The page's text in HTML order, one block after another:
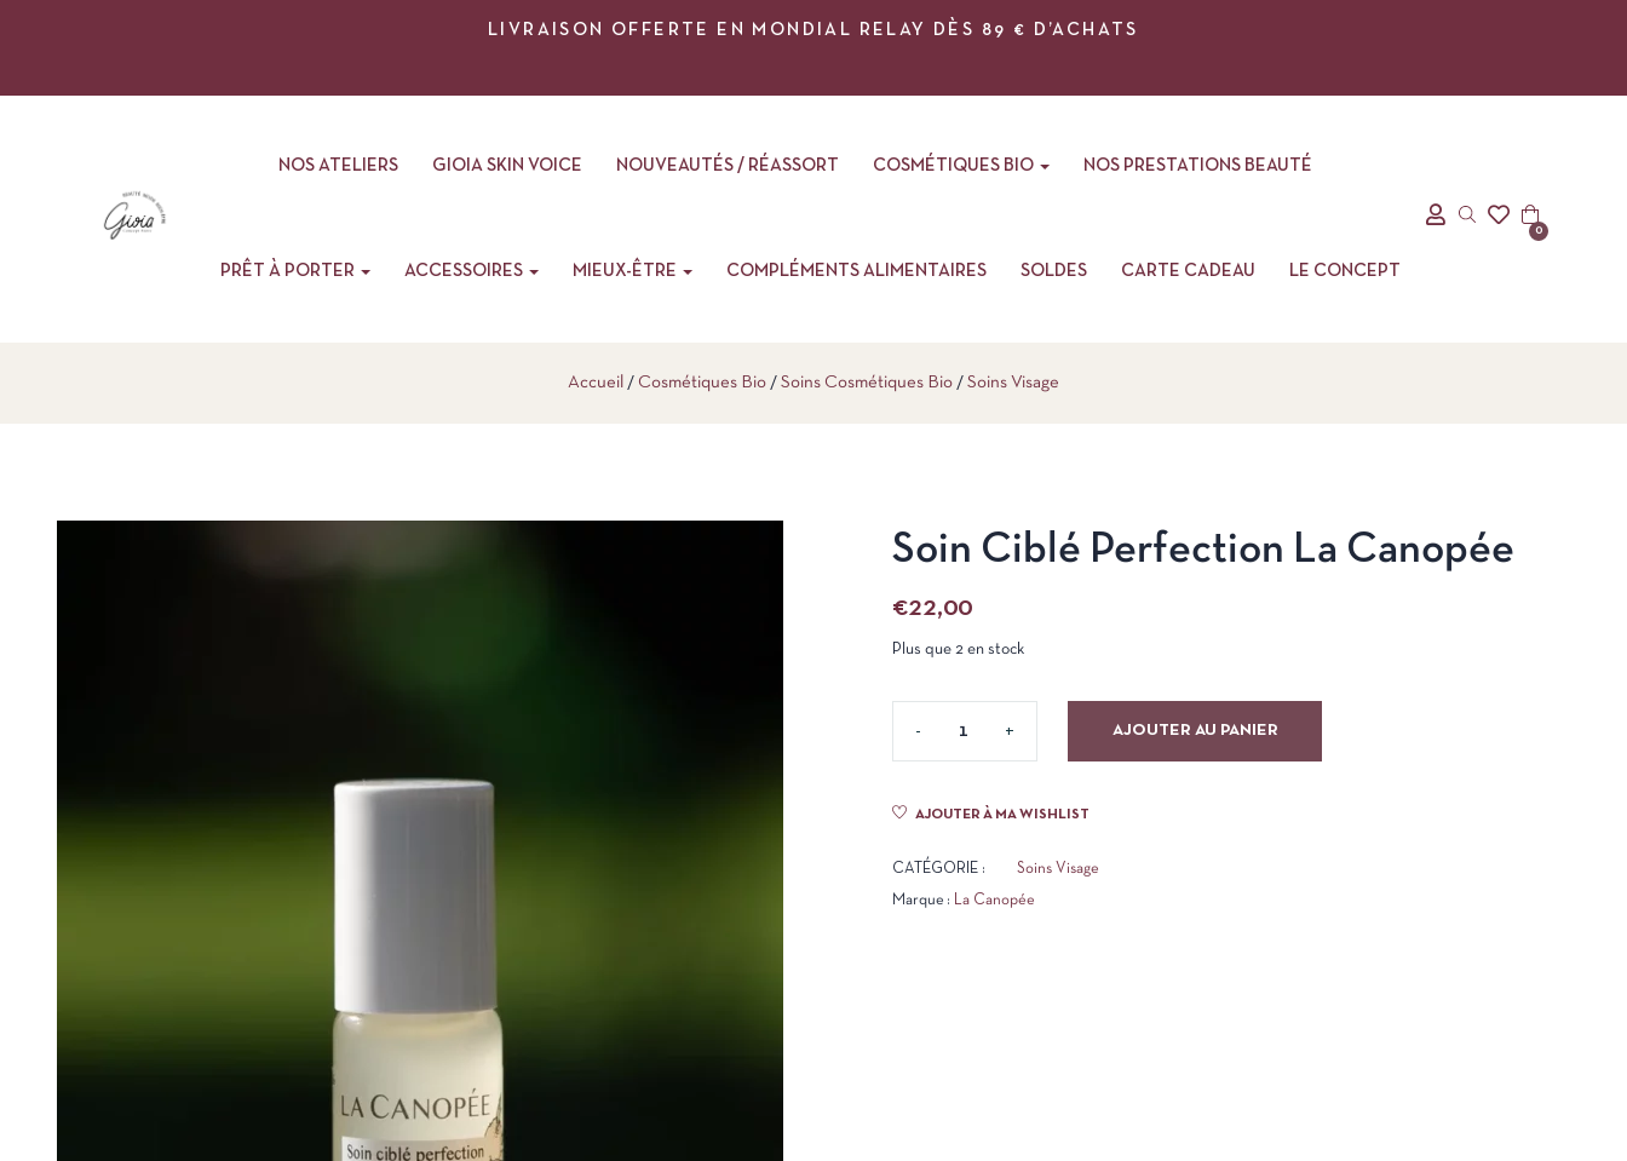
LIVRAISON OFFERTE EN MONDIAL RELAY DÈS 89 € D’ACHATS
NOS ATELIERS GIOIA SKIN VOICE NOUVEAUTÉS / RÉASSORT COSMÉTIQUES BIO NOS PRESTATIONS BEAUTÉ
PRÊT À PORTER ACCESSOIRES MIEUX-ÊTRE COMPLÉMENTS ALIMENTAIRES SOLDES CARTE CADEAU LE CONCEPT
0
Accueil Cosmétiques Bio Soins Cosmétiques Bio Soins Visage
Soin Ciblé Perfection La Canopée
€22,00
Plus que 2 en stock
AJOUTER AU PANIER
AJOUTER À MA WISHLIST
CATÉGORIE : Soins Visage
Marque : La Canopée